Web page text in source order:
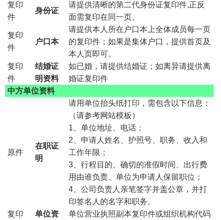
复印
件
身份证
请提供清晰的第二代身份证复印件,正反
面需复印在同一页。
复印
件
户口本
请提供本人所在户口本上全体成员每一页
的复印件；如果是集体户口，提供首页及
本人页即可。
复印
件
结婚证
明资料
如已婚，请提供结婚证；如离异请提供离
婚证复印件
中方单位资料
原件
在职证
明
请用单位抬头纸打印，需包含以下信息：
（请参考网站模板）
1、单位地址、电话；
2、申请人姓名、护照号、职务、收入和
工作年限；
3、行程目的、确切的准假时间、出行费
用由谁负责、单位为申请人保留职位；
4、公司负责人亲笔签字并盖公章，并打
印签名人的名字和职务。
复印
单位资
单位营业执照副本复印件或组织机构代码